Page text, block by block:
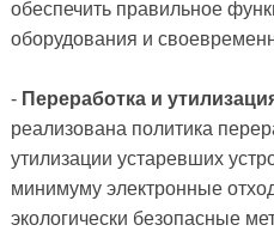
обеспечить правильное
оборудования и
- Переработка и
реализована политика
утилизации устаревших
минимуму электронные
экологически безопасные